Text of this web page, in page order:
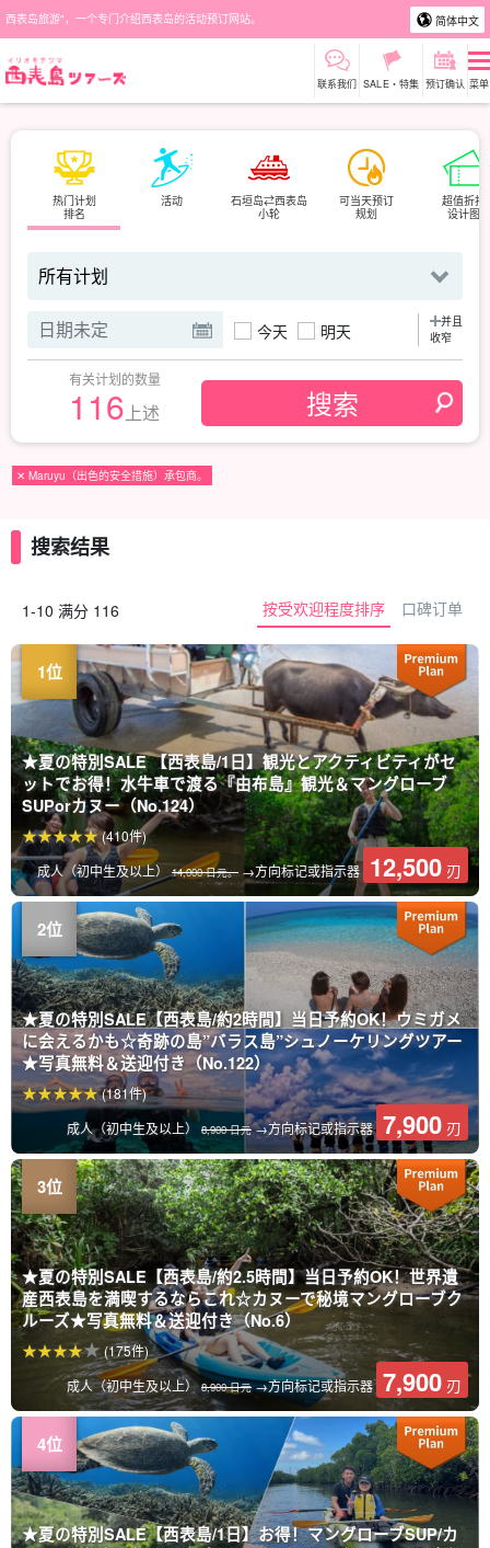
西表岛旅游"，一个专门介绍西表岛的活动预订网站。 简体中文
联系我们 SALE・特集 预订确认 菜单
热门计划
排名
活动
石垣岛⇄西表岛
小轮
可当天预订
规划
超值折扣
设计图
今天 明天
并且
收窄
有关计划的数量
116 上述
✕ Maruyu（出色的安全措施）承包商。
搜索结果
1-10 满分 116 按受欢迎程度排序 口碑订单
★夏の特別SALE 【西表島/1日】観光とアクティビティがセ
ットでお得！水牛車で渡る『由布島』観光＆マングローブ
SUPorカヌー（No.124）
成人（初中生及以上）14,000 日元。 →方向标记或指示器 12,500 刃
(410件)
★夏の特別SALE【西表島/約2時間】当日予約OK！ウミガメ
に会えるかも☆奇跡の島”バラス島”シュノーケリングツアー
★写真無料＆送迎付き（No.122）
成人（初中生及以上）8,900 日元→方向标记或指示器 7,900 刃
(181件)
★夏の特別SALE【西表島/約2.5時間】当日予約OK！世界遺
産西表島を満喫するならこれ☆カヌーで秘境マングローブク
ルーズ★写真無料＆送迎付き（No.6）
成人（初中生及以上）8,900 日元→方向标记或指示器 7,900 刃
(175件)
★夏の特別SALE【西表島/1日】お得！マングローブSUP/カ